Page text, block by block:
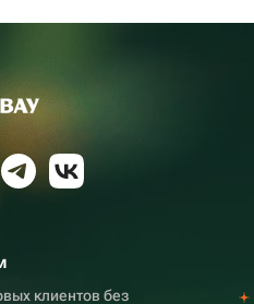
клиентов без